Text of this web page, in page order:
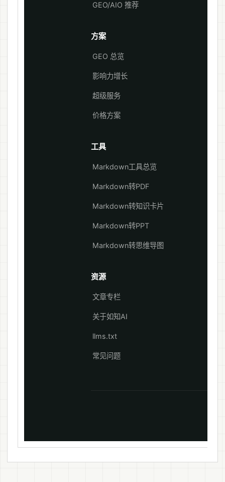
GEO/AIO 推荐
方案
GEO 总览
影响力增长
超级服务
价格方案
工具
Markdown工具总览
Markdown转PDF
Markdown转知识卡片
Markdown转PPT
Markdown转思维导图
资源
文章专栏
关于如知AI
llms.txt
常见问题